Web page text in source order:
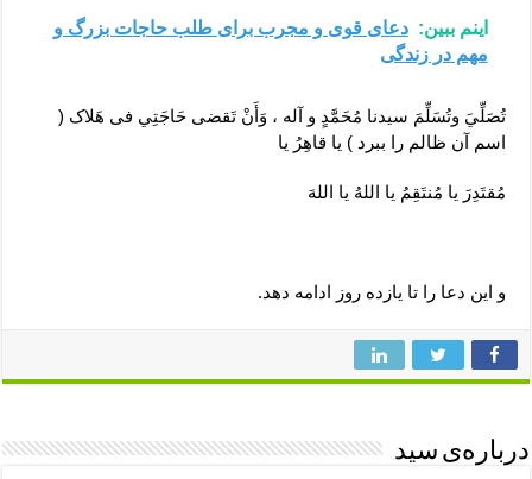
اینم ببین: دعای قوی و مجرب برای طلب حاجات بزرگ و
مهم در زندگی
تُصَلِّيَ وتُسَلِّمَ سیدنا مُحَمَّدٍ و آله ، وَأَنْ تَقضی حَاجَتِي فی هَلاک (
اسم آن ظالم را ببرد ) یا قاهِرُ یا
مُقتَدِرَ یا مُنتَقِمُ یا اللهُ یا اللهَ
و این دعا را تا یازده روز ادامه دهد.
درباره‌ی سید